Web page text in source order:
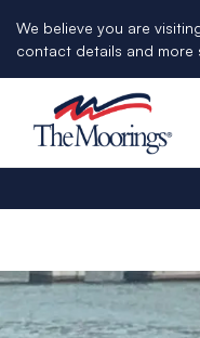
We believe you are
contact details and more